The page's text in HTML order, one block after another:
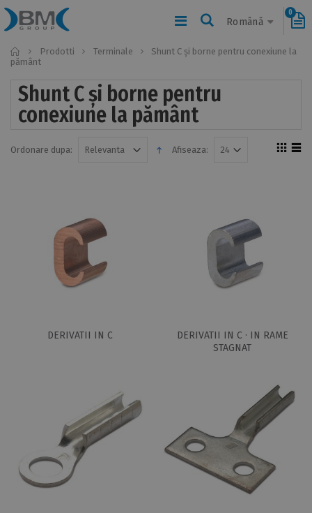
Română
0
Home
Prodotti Terminale
Shunt C și borne pentru conexiune la
pământ
Shunt C și borne pentru
conexiune la pământ
Ordonare dupa: Afiseaza:
DERIVATII IN C
DERIVATII IN C · IN RAME
STAGNAT